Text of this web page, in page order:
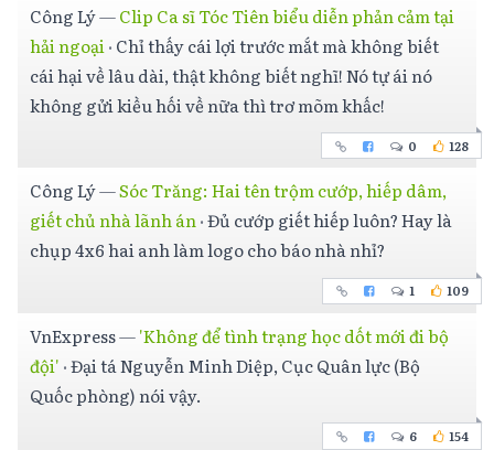
Công Lý—Clip Ca sĩ Tóc Tiên biểu diễn phản cảm tại
hải ngoại· Chỉ thấy cái lợi trước mắt mà không biết
cái hại về lâu dài, thật không biết nghĩ! Nó tự ái nó
không gửi kiều hối về nữa thì trơ mõm khấc!
0 128
Công Lý—Sóc Trăng: Hai tên trộm cướp, hiếp dâm,
giết chủ nhà lãnh án·Đủ cướp giết hiếp luôn? Hay là
chụp 4x6 hai anh làm logo cho báo nhà nhỉ?
1 109
VnExpress—'Không để tình trạng học dốt mới đi bộ
đội' ·Đại tá Nguyễn Minh Diệp, Cục Quân lực (Bộ
Quốc phòng) nói vậy.
6 154